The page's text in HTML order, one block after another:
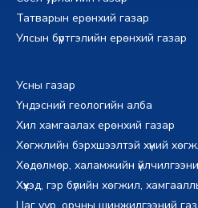
Татварын ерөнхий газар
Улсын бүртгэлийн ерөнхий газар
Усны газар
Үндэсний геологийн алба
Хил хамгаалах ерөнхий газар
Хөгжлийн бэрхшээлтэй хүний
Хөдөлмөр, халамжийн
Хүүхэд, гэр бүлийн хөгжил,
Цаг уур, орчны шинжилгээний